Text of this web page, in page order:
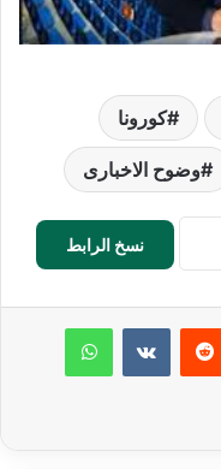
كورونا
وضوح الاخبارى
نسخ الرابط